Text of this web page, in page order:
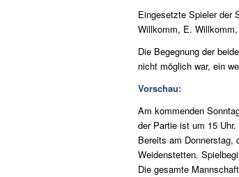
Eingesetzte Spieler der
Willkomm, E.
Die Begegnung der
nicht möglich war, ein
Vorschau:
Am kommenden
der Partie ist um 15
Bereits am Donnerstag,
Weidenstetten.
Die gesamte